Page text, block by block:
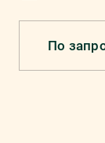
По